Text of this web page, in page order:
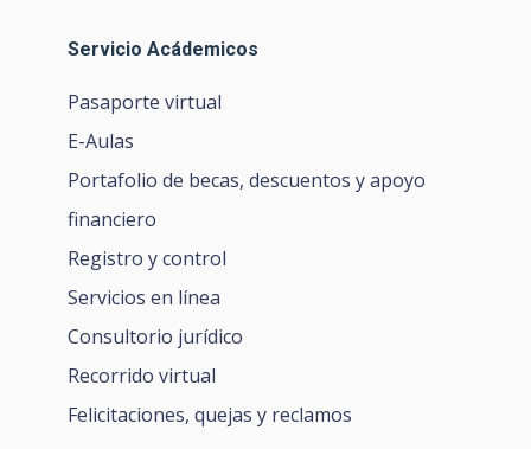
Servicio Acádemicos
Pasaporte virtual
E-Aulas
Portafolio de becas, descuentos y apoyo
financiero
Registro y control
Servicios en línea
Consultorio jurídico
Recorrido virtual
Felicitaciones, quejas y reclamos